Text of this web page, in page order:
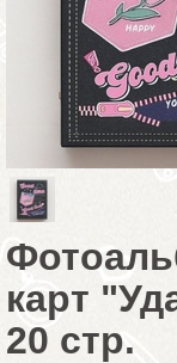
карт
20 стр.